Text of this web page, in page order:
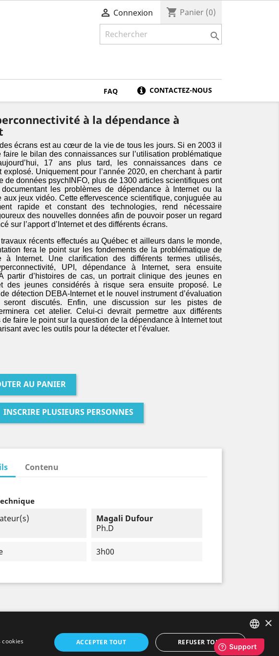
 Connexion shopping_cart Panier (0)

CONTACTEZ-NOUS
FAQ
à la dépendance à
des écrans est au cœur de la vie de tous les jours. Si en 2003 il
faire le bilan des connaissances sur l’utilisation problématique
17 ans plus tard, les connaissances dans ce
explosé. Uniquement pour l’année 2020, en cherchant à partir
de données psychINFO, plus de 1300 articles scientifiques ont
les problèmes de dépendance à Internet ou la
aux jeux vidéo. Cette effervescence scientifique, conjuguée au
rapide et constant des technologies, rend nécessaire
des nouvelles données afin de pouvoir poser un regard
sur l’apport d’Internet et des différents écrans.
récents effectués au Québec et ailleurs dans le monde,
fera le point sur les fondements de la problématique de
à Internet. Une clarification des différents termes utilisés,
UPI, dépendance à Internet, sera ensuite
partir d’histoires de cas, un portrait clinique des jeunes en
des jeunes considérés à risque sera ensuite proposé. Le
détection DEBA-Internet et le nouvel instrument d’évaluation
seront discutés. Enfin, une discussion sur les pistes de
cet atelier. Celui-ci devrait permettre aux différents
de faire le point sur la question de la dépendance à Internet tout
avec les outils pour la détecter et l’évaluer.
AU PANIER
INSCRIRE PLUSIEURS PERSONNES
Contenu
Magali Dufour
Ph.D
3h00
FRENCH
×
ACCEPTER TOUT REFUSER TOUT